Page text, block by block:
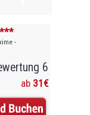
-
6
ab 31€